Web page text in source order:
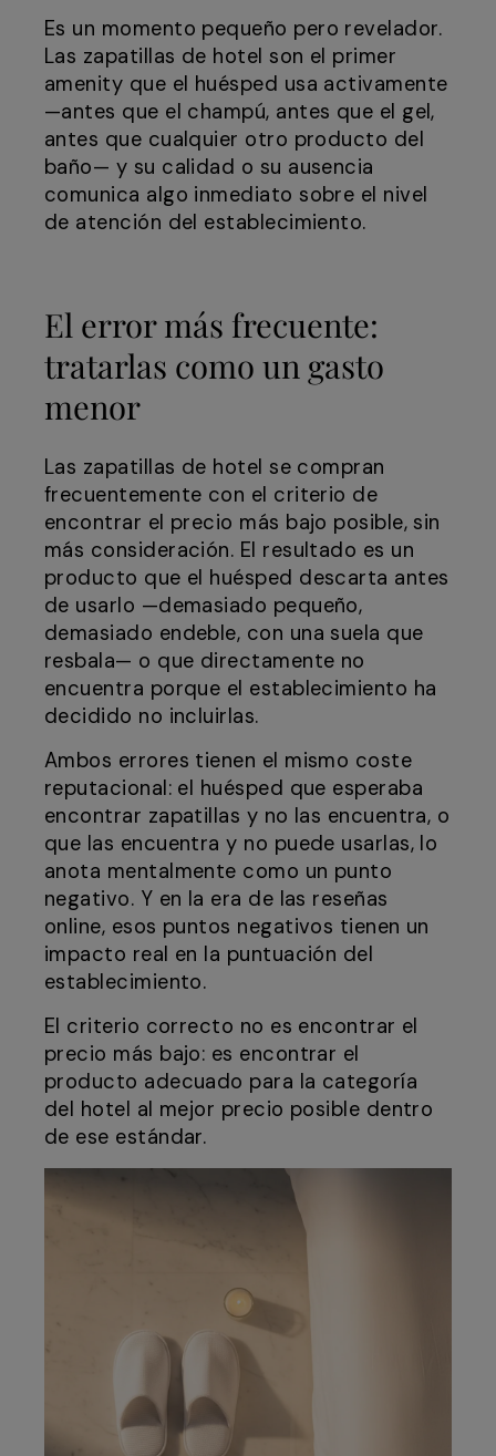
Es un momento pequeño pero revelador.
Las zapatillas de hotel son el primer
amenity que el huésped usa activamente
—antes que el champú, antes que el gel,
antes que cualquier otro producto del
baño— y su calidad o su ausencia
comunica algo inmediato sobre el nivel
de atención del establecimiento.
El error más frecuente:
tratarlas como un gasto
menor
Las zapatillas de hotel se compran
frecuentemente con el criterio de
encontrar el precio más bajo posible, sin
más consideración. El resultado es un
producto que el huésped descarta antes
de usarlo —demasiado pequeño,
demasiado endeble, con una suela que
resbala— o que directamente no
encuentra porque el establecimiento ha
decidido no incluirlas.
Ambos errores tienen el mismo coste
reputacional: el huésped que esperaba
encontrar zapatillas y no las encuentra, o
que las encuentra y no puede usarlas, lo
anota mentalmente como un punto
negativo. Y en la era de las reseñas
online, esos puntos negativos tienen un
impacto real en la puntuación del
establecimiento.
El criterio correcto no es encontrar el
precio más bajo: es encontrar el
producto adecuado para la categoría
del hotel al mejor precio posible dentro
de ese estándar.